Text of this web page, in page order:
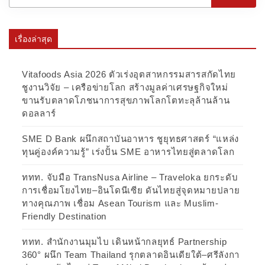
เรื่องล่าสุด
Vitafoods Asia 2026 ตัวเร่งอุตสาหกรรมสารสกัดไทย
ชูงานวิจัย – เครือข่ายโลก สร้างมูลค่าเศรษฐกิจใหม่
ขานรับตลาดโภชนาการสุขภาพโลกโตทะลุล้านล้าน
ดอลลาร์
SME D Bank ผนึกสถาบันอาหาร ชูยุทธศาสตร์ “แหล่ง
ทุนคู่องค์ความรู้” เร่งปั้น SME อาหารไทยสู่ตลาดโลก
ททท. จับมือ TransNusa Airline – Traveloka ยกระดับ
การเชื่อมโยงไทย–อินโดนีเซีย ดันไทยสู่จุดหมายปลาย
ทางคุณภาพ เชื่อม Asean Tourism และ Muslim-
Friendly Destination
ททท. สำนักงานมุมไบ เดินหน้ากลยุทธ์ Partnership
360° ผนึก Team Thailand รุกตลาดอินเดียใต้–ศรีลังกา